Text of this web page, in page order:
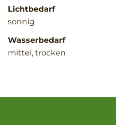
Lichtbedarf
sonnig
Wasserbedarf
mittel, trocken